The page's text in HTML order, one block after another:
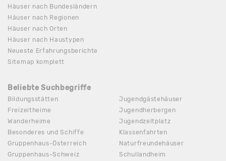
Häuser nach Bundesländern
Häuser nach Regionen
Häuser nach Orten
Häuser nach Haustypen
Neueste Erfahrungsberichte
Sitemap komplett
Beliebte Suchbegriffe
Bildungsstätten
Freizeitheime
Wanderheime
Besonderes und Schiffe
Gruppenhaus-Österreich
Gruppenhaus-Schweiz
Jugendgästehäuser
Jugendherbergen
Jugendzeltplatz
Klassenfahrten
Naturfreundehäuser
Schullandheim